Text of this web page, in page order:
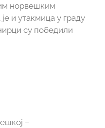
норвешким
и утакмица у граду
су победили
–